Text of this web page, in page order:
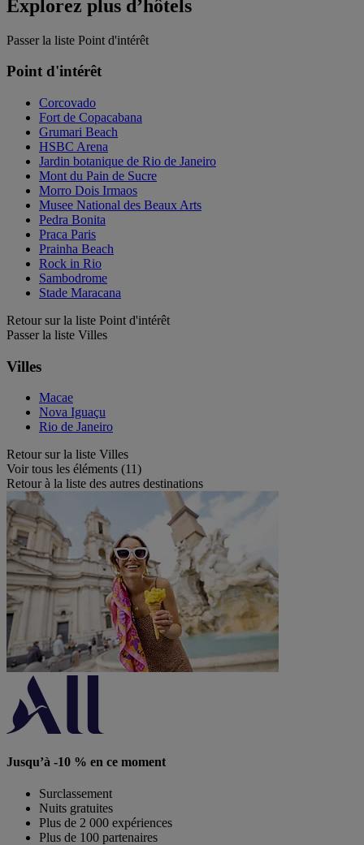
Explorez plus d’hôtels
Passer la liste Point d'intérêt
Point d'intérêt
Corcovado
Fort de Copacabana
Grumari Beach
HSBC Arena
Jardin botanique de Rio de Janeiro
Mont du Pain de Sucre
Morro Dois Irmaos
Musee National des Beaux Arts
Pedra Bonita
Praca Paris
Prainha Beach
Rock in Rio
Sambodrome
Stade Maracana
Retour sur la liste Point d'intérêt
Passer la liste Villes
Villes
Macae
Nova Iguaçu
Rio de Janeiro
Retour sur la liste Villes
Voir tous les éléments (11)
Retour à la liste des autres destinations
Jusqu’à -10 % en ce moment
Surclassement
Nuits gratuites
Plus de 2 000 expériences
Plus de 100 partenaires